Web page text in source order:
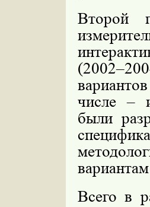
Второй
числе –
были
Всего в